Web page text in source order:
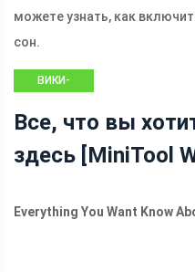
можете узнать, как
сон.
ВИКИ-
MINITOOL
Все, что вы
здесь [MiniTool
Everything You Want Know